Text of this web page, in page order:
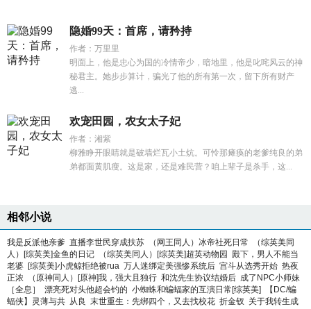
隐婚99天：首席，请矜持
作者：万里里
明面上，他是忠心为国的冷情帝少，暗地里，他是叱咤风云的神
秘君主。她步步算计，骗光了他的所有第一次，留下所有财产
逃...
欢宠田园，农女太子妃
作者：湘紫
柳雅睁开眼睛就是破墙烂瓦小土炕。可怜那瘫痪的老爹纯良的弟
弟都面黄肌瘦。这是家，还是难民营？咱上辈子是杀手，这...
相邻小说
我是反派他亲爹 直播李世民穿成扶苏 （网王同人）冰帝社死日常
（综英美同
人）[综英美]金鱼的日记
（综英美同人）[综英美]超英动物园
殿下，男人不能当
老婆 [综英美]小虎鲸拒绝被rua 万人迷绑定美强惨系统后 宫斗从选秀开始 热夜
正浓
（原神同人）[原神]我，强大且独行 和沈先生协议结婚后 成了NPC小师妹
［全息］
漂亮死对头他超会钓的 小蜘蛛和蝙蝠家的互演日常[综英美]
【DC/蝙
蝠侠】灵薄与共 从良 末世重生：先绑四个，又去找校花 折金钗 关于我转生成